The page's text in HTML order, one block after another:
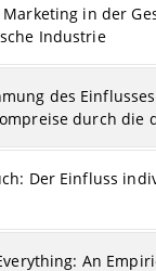
Marketing in der
Industrie
des
durch die
Der Einfluss
An